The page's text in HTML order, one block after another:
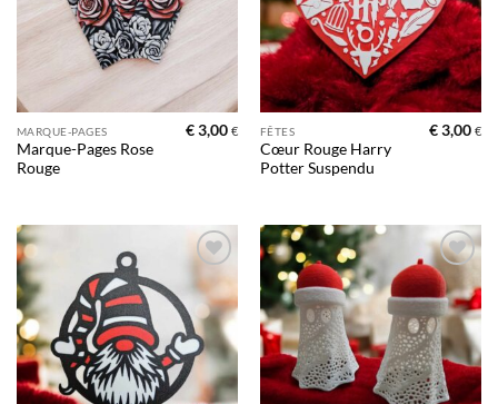
MARQUE-PAGES
Marque-Pages Rose
Rouge
€3,00 € FÊTES
Cœur Rouge Harry
Potter Suspendu
€3,00 €
Ajouter
à la liste
d’envies
Ajouter
à la liste
d’envies